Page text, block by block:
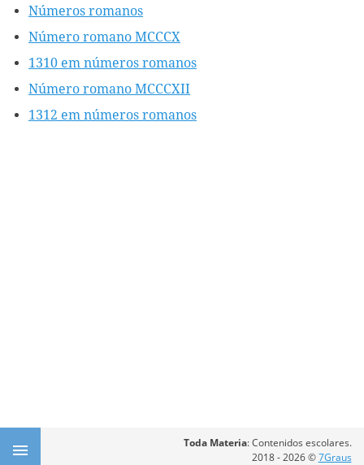
Números romanos
Número romano MCCCX
1310 em números romanos
Número romano MCCCXII
1312 em números romanos
Toda Materia: Contenidos escolares.
2018 - 2026 ©7Graus